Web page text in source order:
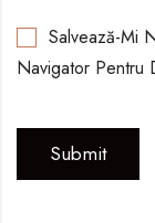
Salvează-Mi
Navigator Pentru